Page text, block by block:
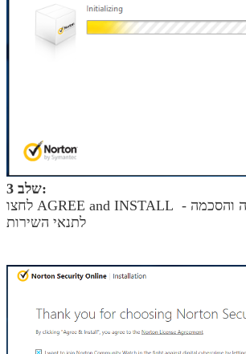
שלב 3:
לחצו AGREE and INSTALL - לאישור ההתקנה והסכמה